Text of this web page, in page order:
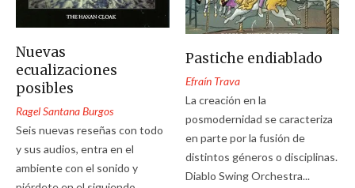
Nuevas
ecualizaciones
posibles
Ragel Santana Burgos
Seis nuevas reseñas con todo
y sus audios, entra en el
ambiente con el sonido y
Pastiche endiablado
Efraín Trava
La creación en la
posmodernidad se caracteriza
en parte por la fusión de
distintos géneros o disciplinas.
Diablo Swing Orchestra...